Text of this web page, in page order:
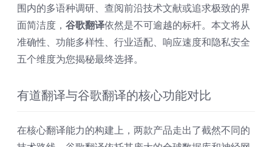
围内的多语种调研、查阅前沿技术文献或追求极致的界
面简洁度， 谷歌翻译依然是不可逾越的标杆。本文将从
准确性、功能多样性、行业适配、响应速度和隐私安全
五个维度为您揭秘最终选择。
有道翻译与谷歌翻译的核心功能对比
在核心翻译能力的构建上，两款产品走出了截然不同的